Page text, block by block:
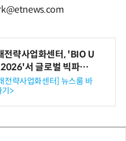
전략사업화센터, 'BIO U
서 글로벌 빅파마
비즈니스 미팅 지원…K
오 해외 진출 교두보 확
전략사업화센터] 뉴스룸 바
기>